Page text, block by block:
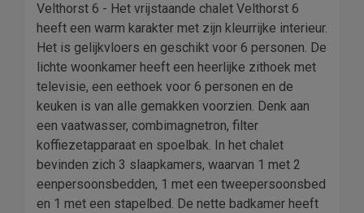
Velthorst 6 - Het vrijstaande chalet Velthorst 6
heeft een warm karakter met zijn kleurrijke interieur.
Het is gelijkvloers en geschikt voor 6 personen. De
lichte woonkamer heeft een heerlijke zithoek met
televisie, een eethoek voor 6 personen en de
keuken is van alle gemakken voorzien. Denk aan
een vaatwasser, combimagnetron, filter
koffiezetapparaat en spoelbak. In het chalet
bevinden zich 3 slaapkamers, waarvan 1 met 2
eenpersoonsbedden, 1 met een tweepersoonsbed
en 1 met een stapelbed. De nette badkamer heeft